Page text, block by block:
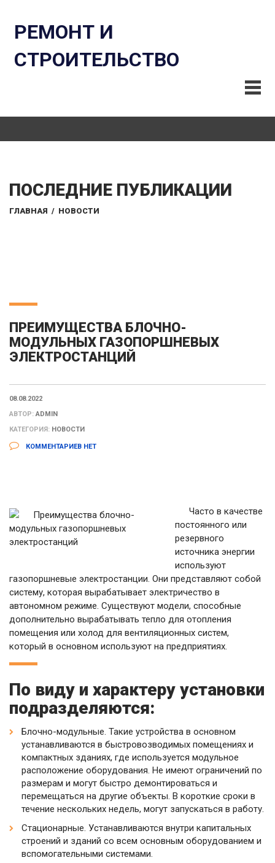
РЕМОНТ И
СТРОИТЕЛЬСТВО
ПОСЛЕДНИЕ ПУБЛИКАЦИИ
ГЛАВНАЯ / НОВОСТИ
ПРЕИМУЩЕСТВА БЛОЧНО-
МОДУЛЬНЫХ ГАЗОПОРШНЕВЫХ
ЭЛЕКТРОСТАНЦИЙ
08.08.2022
АВТОР:ADMIN
КАТЕГОРИЯ: НОВОСТИ
КОММЕНТАРИЕВ НЕТ
Часто в качестве
постоянного или
резервного
источника энергии
используют
газопоршневые электростанции. Они представляют собой
систему, которая вырабатывает электричество в
автономном режиме. Существуют модели, способные
дополнительно вырабатывать тепло для отопления
помещения или холод для вентиляционных систем,
который в основном используют на предприятиях.
По виду и характеру установки
подразделяются:
Блочно-модульные. Такие устройства в основном
устанавливаются в быстровозводимых помещениях и
компактных зданиях, где используется модульное
расположение оборудования. Не имеют ограничений по
размерам и могут быстро демонтироваться и
перемещаться на другие объекты. В короткие сроки в
течение нескольких недель, могут запускаться в работу.
Стационарные. Устанавливаются внутри капитальных
строений и зданий со всем основным оборудованием и
вспомогательными системами.